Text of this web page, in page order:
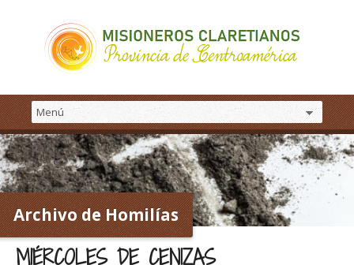
Archivo de Homilías
MIÉRCOLES DE CENIZAS